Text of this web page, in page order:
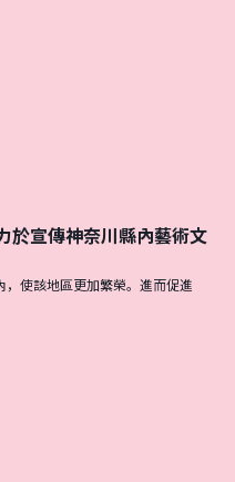
於宣傳神奈川縣內藝術文
使該地區更加繁榮。進而促進